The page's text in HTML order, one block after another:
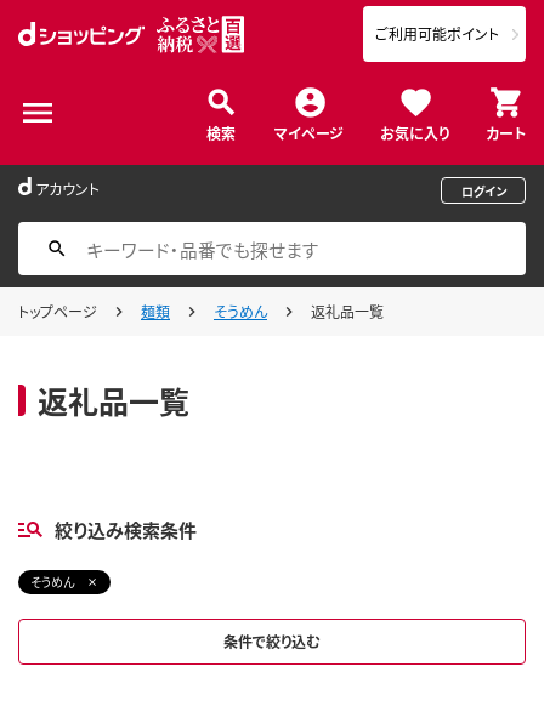
検索 マイページ お気に入り カート
ご利用可能ポイント
アカウント ログイン
トップページ 麺類 そうめん 返礼品一覧
返礼品一覧
絞り込み検索条件
そうめん
条件で絞り込む